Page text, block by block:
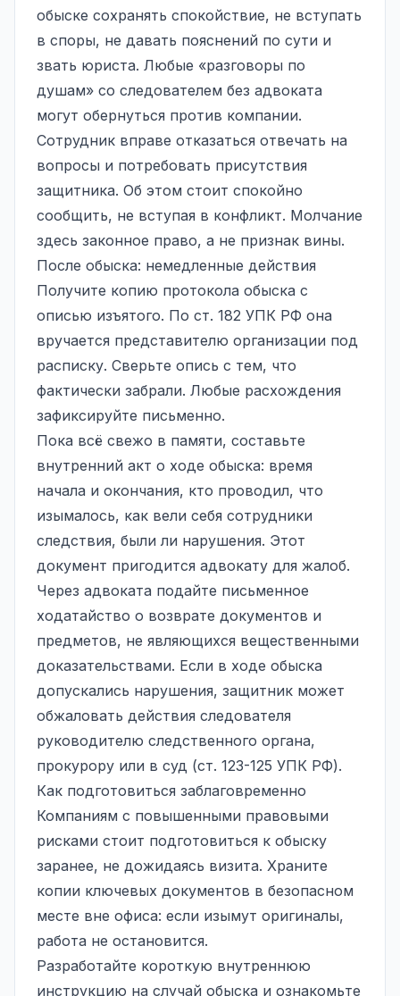
обыске сохранять спокойствие, не вступать
в споры, не давать пояснений по сути и
звать юриста. Любые «разговоры по
душам» со следователем без адвоката
могут обернуться против компании.
Сотрудник вправе отказаться отвечать на
вопросы и потребовать присутствия
защитника. Об этом стоит спокойно
сообщить, не вступая в конфликт. Молчание
здесь законное право, а не признак вины.
После обыска: немедленные действия
Получите копию протокола обыска с
описью изъятого. По ст. 182 УПК РФ она
вручается представителю организации под
расписку. Сверьте опись с тем, что
фактически забрали. Любые расхождения
зафиксируйте письменно.
Пока всё свежо в памяти, составьте
внутренний акт о ходе обыска: время
начала и окончания, кто проводил, что
изымалось, как вели себя сотрудники
следствия, были ли нарушения. Этот
документ пригодится адвокату для жалоб.
Через адвоката подайте письменное
ходатайство о возврате документов и
предметов, не являющихся вещественными
доказательствами. Если в ходе обыска
допускались нарушения, защитник может
обжаловать действия следователя
руководителю следственного органа,
прокурору или в суд (ст. 123-125 УПК РФ).
Как подготовиться заблаговременно
Компаниям с повышенными правовыми
рисками стоит подготовиться к обыску
заранее, не дожидаясь визита. Храните
копии ключевых документов в безопасном
месте вне офиса: если изымут оригиналы,
работа не остановится.
Разработайте короткую внутреннюю
инструкцию на случай обыска и ознакомьте